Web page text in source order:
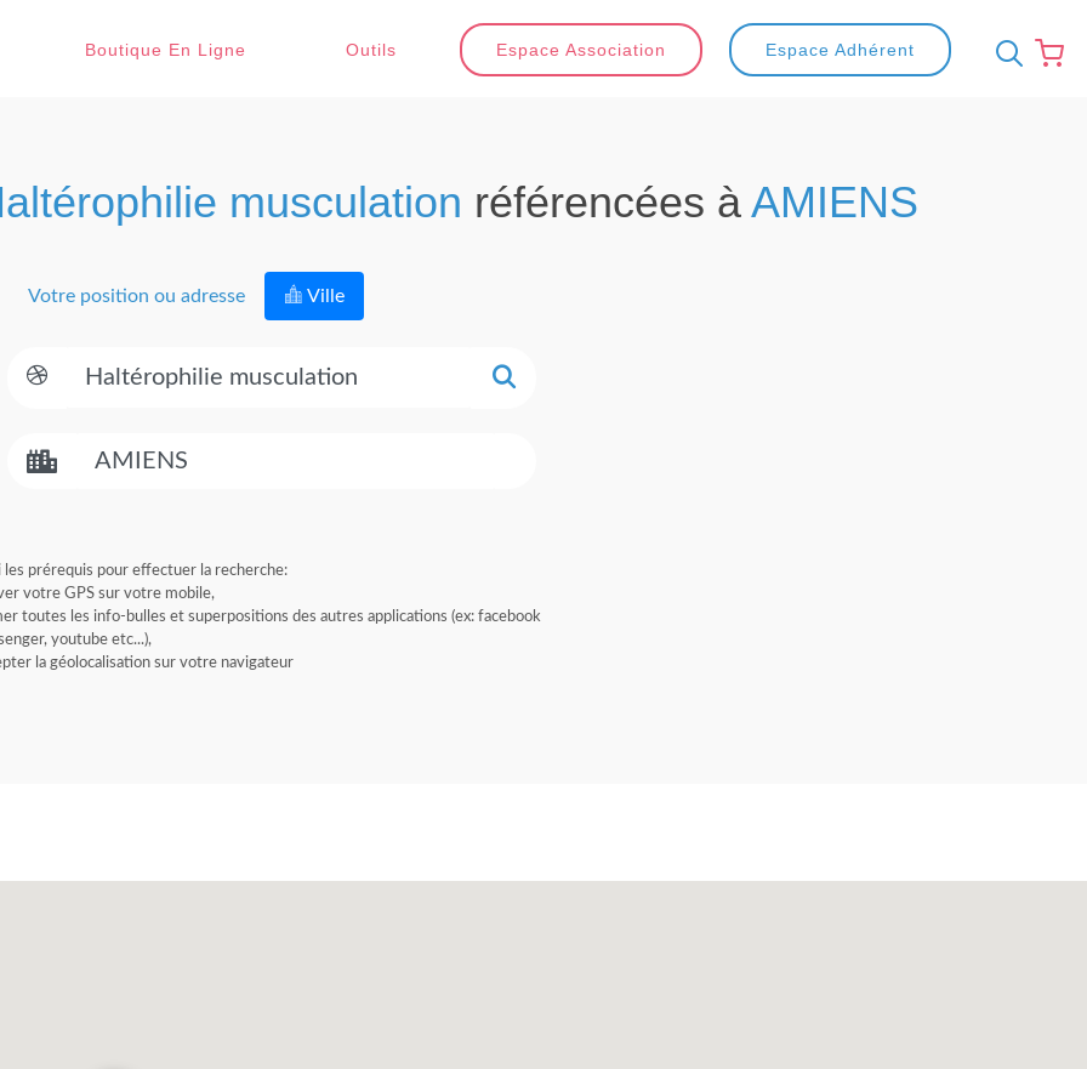
Boutique En Ligne Outils Espace Association Espace Adhérent
musculation référencées àAMIENS
Votre position ou adresse Ville
les prérequis pour effectuer la recherche:
votre GPS sur votre mobile,
toutes les info-bulles et superpositions des autres applications (ex: facebook
youtube etc...),
la géolocalisation sur votre navigateur